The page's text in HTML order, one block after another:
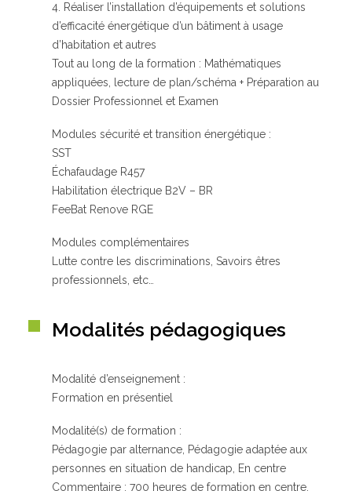
4. Réaliser l’installation d’équipements et solutions
d’efficacité énergétique d’un bâtiment à usage
d’habitation et autres
Tout au long de la formation : Mathématiques
appliquées, lecture de plan/schéma + Préparation au
Dossier Professionnel et Examen
Modules sécurité et transition énergétique :
SST
Échafaudage R457
Habilitation électrique B2V – BR
FeeBat Renove RGE
Modules complémentaires
Lutte contre les discriminations, Savoirs êtres
professionnels, etc…
Modalités pédagogiques
Modalité d’enseignement :
Formation en présentiel
Modalité(s) de formation :
Pédagogie par alternance, Pédagogie adaptée aux
personnes en situation de handicap, En centre
Commentaire : 700 heures de formation en centre.